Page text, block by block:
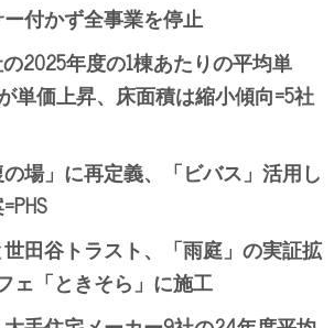
付かず全事業を停止
2025年度の1棟あたりの平均単
単価上昇、床面積は縮小傾向=5社
場」に再定義、「ビバス」活用し
田谷トラスト、「雨庭」の実証拡
ェ「ときそら」に施工